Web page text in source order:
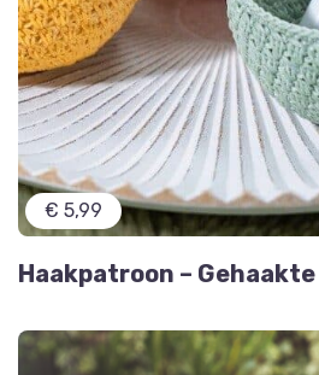
€ 5,99
Haakpatroon –